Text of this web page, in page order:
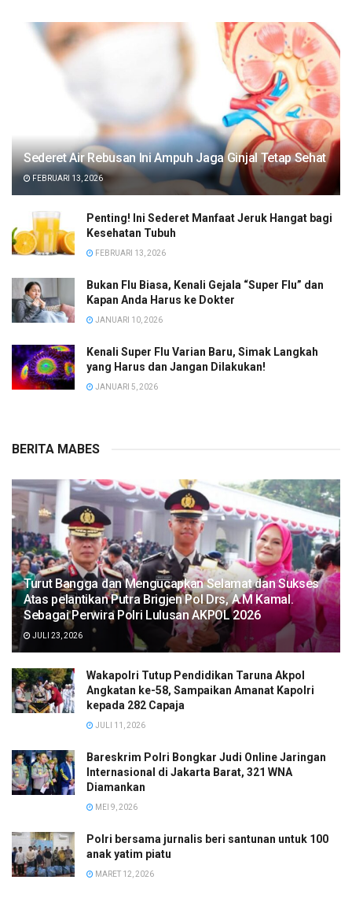
Sederet Air Rebusan Ini Ampuh Jaga Ginjal Tetap Sehat
FEBRUARI 13, 2026
Penting! Ini Sederet Manfaat Jeruk Hangat bagi
Kesehatan Tubuh
FEBRUARI 13, 2026
Bukan Flu Biasa, Kenali Gejala “Super Flu” dan
Kapan Anda Harus ke Dokter
JANUARI 10, 2026
Kenali Super Flu Varian Baru, Simak Langkah
yang Harus dan Jangan Dilakukan!
JANUARI 5, 2026
BERITA MABES
Turut Bangga dan Mengucapkan Selamat dan Sukses
Atas pelantikan Putra Brigjen Pol Drs, A.M Kamal.
Sebagai Perwira Polri Lulusan AKPOL 2026
JULI 23, 2026
Wakapolri Tutup Pendidikan Taruna Akpol
Angkatan ke-58, Sampaikan Amanat Kapolri
kepada 282 Capaja
JULI 11, 2026
Bareskrim Polri Bongkar Judi Online Jaringan
Internasional di Jakarta Barat, 321 WNA
Diamankan
MEI 9, 2026
Polri bersama jurnalis beri santunan untuk 100
anak yatim piatu
MARET 12, 2026